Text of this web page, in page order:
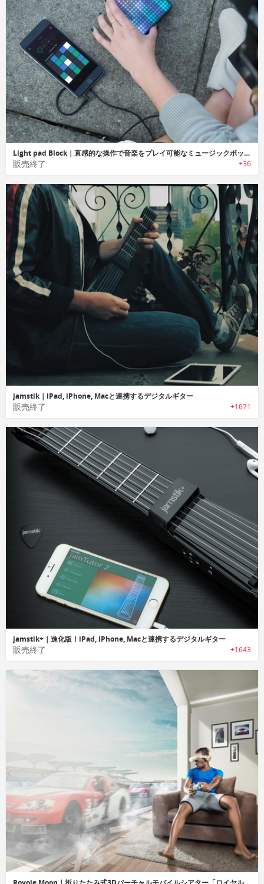
Light pad Block｜直感的な操作で音楽をプレイ可能なミュージックボックス「ライトパッドブロック」
販売終了 +36
jamstik｜iPad, iPhone, Macと連携するデジタルギター
販売終了 +1671
jamstik+｜進化版！iPad, iPhone, Macと連携するデジタルギター
販売終了 +1643